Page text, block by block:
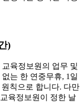
)
육정보원의 업무 및
는 한 연중무휴, 1일
원칙으로 합니다. 다만
육정보원이 정한 날